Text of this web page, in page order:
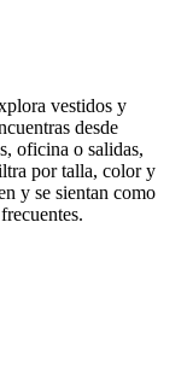
vestidos y
desde
oficina o salidas,
por talla, color y
y se sientan como